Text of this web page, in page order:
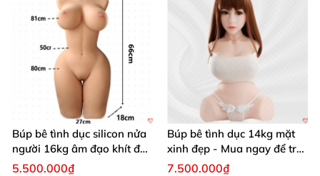
Búp bê tình dục silicon nửa
người 16kg âm đạo khít độn
khung
5.500.000₫
Búp bê tình dục 14kg mặt
xinh đẹp - Mua ngay để trải
nghiệm
7.500.000₫